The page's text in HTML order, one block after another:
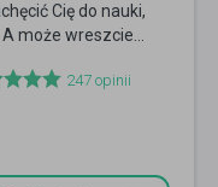
Cię do nauki,
może wreszcie...
247 opinii